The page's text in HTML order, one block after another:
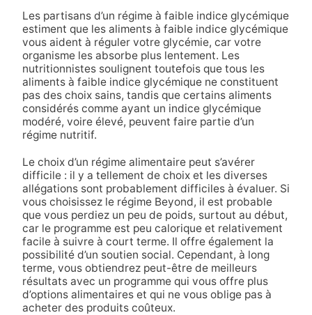
Les partisans d’un régime à faible indice glycémique
estiment que les aliments à faible indice glycémique
vous aident à réguler votre glycémie, car votre
organisme les absorbe plus lentement. Les
nutritionnistes soulignent toutefois que tous les
aliments à faible indice glycémique ne constituent
pas des choix sains, tandis que certains aliments
considérés comme ayant un indice glycémique
modéré, voire élevé, peuvent faire partie d’un
régime nutritif.
Le choix d’un régime alimentaire peut s’avérer
difficile : il y a tellement de choix et les diverses
allégations sont probablement difficiles à évaluer. Si
vous choisissez le régime Beyond, il est probable
que vous perdiez un peu de poids, surtout au début,
car le programme est peu calorique et relativement
facile à suivre à court terme. Il offre également la
possibilité d’un soutien social. Cependant, à long
terme, vous obtiendrez peut-être de meilleurs
résultats avec un programme qui vous offre plus
d’options alimentaires et qui ne vous oblige pas à
acheter des produits coûteux.